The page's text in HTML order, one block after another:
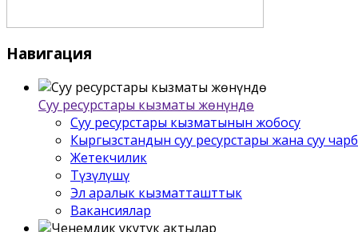
Навигация
Суу ресурстары кызматы жѳнүндѳ
Суу ресурстары кызматынын жобосу
Кыргызстандын суу ресурстары жана суу
Жетекчилик
Түзүлүшү
Эл аралык кызматташттык
Вакансиялар